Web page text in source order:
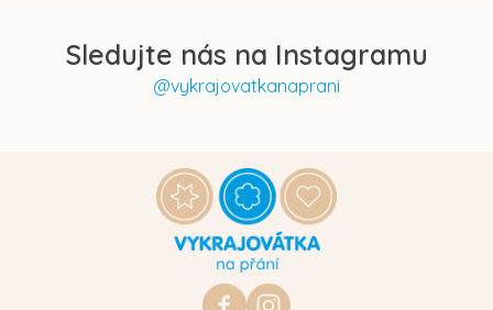
Sledujte nás na Instagramu
@vykrajovatkanaprani
https://www.facebook.com/
vykrajovatkanaprani.cz